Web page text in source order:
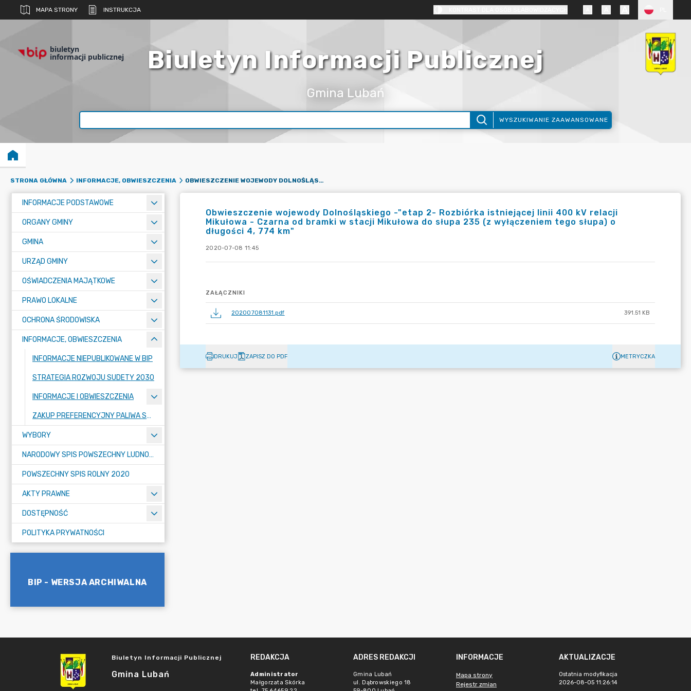
MAPA STRONY INSTRUKCJA
biuletyn
informacji publicznej Biuletyn Informacji Publicznej
Gmina Lubań
WYSZUKIWANIE ZAAWANSOWANE
STRONA GŁÓWNA INFORMACJE, OBWIESZCZENIA OBWIESZCZENIE WOJEWODY DOLNOŚLĄSKIEGO -"ETAP 2- ROZBIÓRKA ISTNIEJĄCEJ LINII 400 KV RELACJI MIKUŁOWA - CZARNA OD BRAMKI W STACJI MIKUŁOWA DO SŁUPA 235 (Z WYŁĄCZENIEM TEGO SŁUPA) O DŁUGOŚCI 4, 774 KM"
INFORMACJE PODSTAWOWE
ORGANY GMINY
GMINA
URZĄD GMINY
OŚWIADCZENIA MAJĄTKOWE
PRAWO LOKALNE
OCHRONA ŚRODOWISKA
INFORMACJE, OBWIESZCZENIA
INFORMACJE NIEPUBLIKOWANE W BIP
STRATEGIA ROZWOJU SUDETY 2030
INFORMACJE I OBWIESZCZENIA
ZAKUP PREFERENCYJNY PALIWA STAŁEGO DLA GOSPODARSTW DOMOWYCH
WYBORY
NARODOWY SPIS POWSZECHNY LUDNOŚCI I MIESZKAŃ W 2021
POWSZECHNY SPIS ROLNY 2020
AKTY PRAWNE
DOSTĘPNOŚĆ
POLITYKA PRYWATNOŚCI
BIP - WERSJA ARCHIWALNA
Obwieszczenie wojewody Dolnośląskiego -"etap 2- Rozbiórka istniejącej linii 400 kV relacji
Mikułowa - Czarna od bramki w stacji Mikułowa do słupa 235 (z wyłączeniem tego słupa) o
długości 4, 774 km"
2020-07-08 11:45
ZAŁĄCZNIKI
202007081131.pdf 391.51 KB
DRUKUJ ZAPISZ DO PDF METRYCZKA
Biuletyn Informacji Publicznej
Gmina Lubań
REDAKCJA
Administrator
Małgorzata Skórka
ADRES REDAKCJI
Gmina Lubań
ul. Dąbrowskiego 18
INFORMACJE
Mapa strony
Rejestr zmian
AKTUALIZACJE
Ostatnia modyfikacja
2026-08-05 11:26:14